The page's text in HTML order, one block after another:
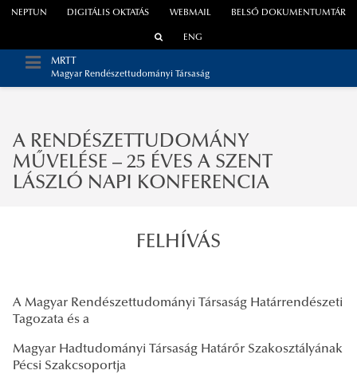
WEBMAIL
NEPTUN DIGITÁLIS OKTATÁS BELSŐ DOKUMENTUMTÁR
ENG
MRTT
Magyar Rendészettudományi Társaság
A RENDÉSZETTUDOMÁNY
MŰVELÉSE – 25 ÉVES A SZENT
LÁSZLÓ NAPI KONFERENCIA
FELHÍVÁS
A Magyar Rendészettudományi Társaság Határrendészeti
Tagozata és a
Magyar Hadtudományi Társaság Határőr Szakosztályának
Pécsi Szakcsoportja